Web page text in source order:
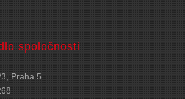
spoločnosti
Praha 5